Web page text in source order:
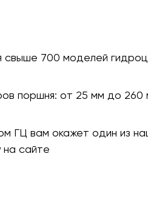
свыше 700 моделей
поршня: от 25 мм до 260
ГЦ вам окажет один из
на сайте